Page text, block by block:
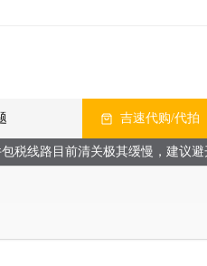
吉速代购/代拍
税线路目前清关极其缓慢，建议避开